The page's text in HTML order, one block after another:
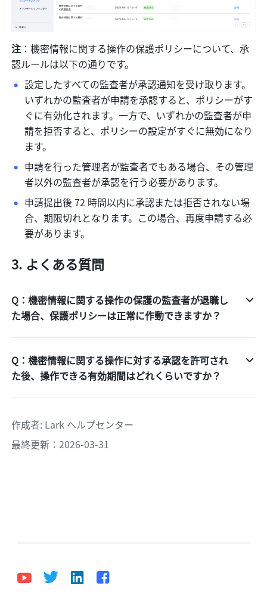
注 ：機密情報に関する操作の保護ポリシーについて、承
認ルールは以下の通りです。
設定したすべての監査者が承認通知を受け取ります。
いずれかの監査者が申請を承認すると、ポリシーがす
ぐに有効化されます。一方で、いずれかの監査者が申
請を拒否すると、ポリシーの設定がすぐに無効になり
ます。
申請を行った管理者が監査者でもある場合、その管理
者以外の監査者が承認を行う必要があります。
申請提出後 72 時間以内に承認または拒否されない場
合、期限切れとなります。この場合、再度申請する必
要があります。
よくある質問
Q：機密情報に関する操作の保護の監査者が退職し
た場合、保護ポリシーは正常に作動できますか？
Q：機密情報に関する操作に対する承認を許可され
た後、操作できる有効期間はどれくらいですか？
作成者: Lark ヘルプセンター
最終更新：2026-03-31